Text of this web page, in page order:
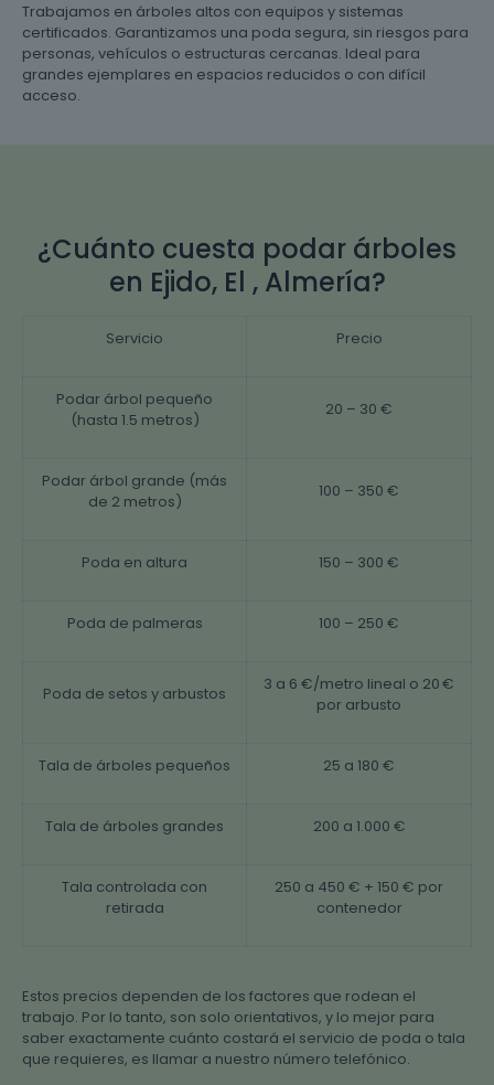
Trabajamos en árboles altos con equipos y sistemas
certificados. Garantizamos una poda segura, sin riesgos para
personas, vehículos o estructuras cercanas. Ideal para
grandes ejemplares en espacios reducidos o con difícil
acceso.
¿Cuánto cuesta podar árboles
en Ejido, El , Almería?
Servicio Precio
Podar árbol pequeño
(hasta 1.5 metros)
20 – 30 €
Podar árbol grande (más
de 2 metros)
100 – 350 €
Poda en altura 150 – 300 €
Poda de palmeras 100 – 250 €
Poda de setos y arbustos
3 a 6 €/metro lineal o 20 €
por arbusto
Tala de árboles pequeños 25 a 180 €
Tala de árboles grandes 200 a 1.000 €
Tala controlada con
retirada
250 a 450 € + 150 € por
contenedor
Estos precios dependen de los factores que rodean el
trabajo. Por lo tanto, son solo orientativos, y lo mejor para
saber exactamente cuánto costará el servicio de poda o tala
que requieres, es llamar a nuestro número telefónico.